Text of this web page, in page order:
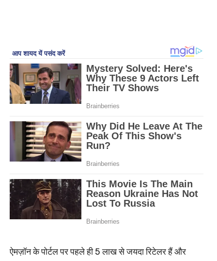
ऐमज़ॉन के पोर्टल पर पहले ही 5 लाख से जयदा रिटेलर हैं और